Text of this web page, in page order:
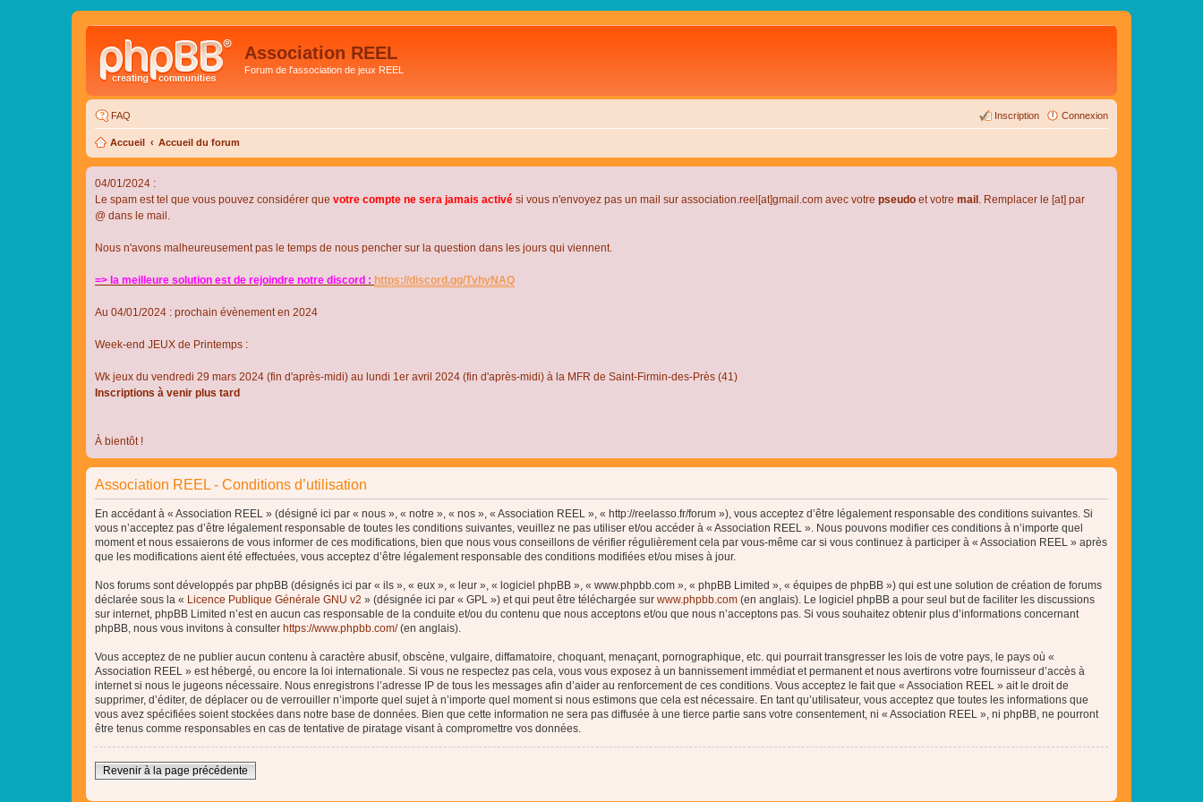
Association REEL
Forum de l'association de jeux REEL
FAQ Connexion
Inscription
Accueil Accueil du forum
04/01/2024 :
Le spam est tel que vous pouvez considérer que votre compte ne sera jamais activé si vous n'envoyez pas un mail sur association.reel[at]gmail.com avec votre pseudo et votre mail . Remplacer le [at] par
@ dans le mail.
Nous n'avons malheureusement pas le temps de nous pencher sur la question dans les jours qui viennent.
=> la meilleure solution est de rejoindre notre discord : https://discord.gg/TvhyNAQ
Au 04/01/2024 : prochain évènement en 2024
Week-end JEUX de Printemps :
Wk jeux du vendredi 29 mars 2024 (fin d'après-midi) au lundi 1er avril 2024 (fin d'après-midi) à la MFR de Saint-Firmin-des-Près (41)
Inscriptions à venir plus tard
À bientôt !
Association REEL - Conditions d’utilisation
En accédant à « Association REEL » (désigné ici par « nous », « notre », « nos », « Association REEL », « http://reelasso.fr/forum »), vous acceptez d’être légalement responsable des conditions suivantes. Si
vous n’acceptez pas d’être légalement responsable de toutes les conditions suivantes, veuillez ne pas utiliser et/ou accéder à « Association REEL ». Nous pouvons modifier ces conditions à n’importe quel
moment et nous essaierons de vous informer de ces modifications, bien que nous vous conseillons de vérifier régulièrement cela par vous-même car si vous continuez à participer à « Association REEL » après
que les modifications aient été effectuées, vous acceptez d’être légalement responsable des conditions modifiées et/ou mises à jour.
Nos forums sont développés par phpBB (désignés ici par « ils », « eux », « leur », « logiciel phpBB », « www.phpbb.com », « phpBB Limited », « équipes de phpBB ») qui est une solution de création de forums
déclarée sous la « Licence Publique Générale GNU v2 » (désignée ici par « GPL ») et qui peut être téléchargée sur www.phpbb.com (en anglais). Le logiciel phpBB a pour seul but de faciliter les discussions
sur internet, phpBB Limited n’est en aucun cas responsable de la conduite et/ou du contenu que nous acceptons et/ou que nous n’acceptons pas. Si vous souhaitez obtenir plus d’informations concernant
phpBB, nous vous invitons à consulter https://www.phpbb.com/(en anglais).
Vous acceptez de ne publier aucun contenu à caractère abusif, obscène, vulgaire, diffamatoire, choquant, menaçant, pornographique, etc. qui pourrait transgresser les lois de votre pays, le pays où «
Association REEL » est hébergé, ou encore la loi internationale. Si vous ne respectez pas cela, vous vous exposez à un bannissement immédiat et permanent et nous avertirons votre fournisseur d’accès à
internet si nous le jugeons nécessaire. Nous enregistrons l’adresse IP de tous les messages afin d’aider au renforcement de ces conditions. Vous acceptez le fait que « Association REEL » ait le droit de
supprimer, d’éditer, de déplacer ou de verrouiller n’importe quel sujet à n’importe quel moment si nous estimons que cela est nécessaire. En tant qu’utilisateur, vous acceptez que toutes les informations que
vous avez spécifiées soient stockées dans notre base de données. Bien que cette information ne sera pas diffusée à une tierce partie sans votre consentement, ni « Association REEL », ni phpBB, ne pourront
être tenus comme responsables en cas de tentative de piratage visant à compromettre vos données.
Revenir à la page précédente